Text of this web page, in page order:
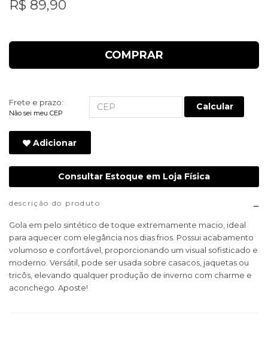
R$ 89,90
COMPRAR
Frete e prazo:
Não sei meu CEP
Calcular
Adicionar
Consultar Estoque em Loja Física
descrição do produto
Gola em pelo sintético de toque extremamente macio, ideal
para aquecer com elegância nos dias frios. Possui acabamento
volumoso e confortável, proporcionando um visual sofisticado e
moderno. Versátil, pode ser usada sobre casacos, jaquetas ou
tricôs, elevando qualquer produção de inverno com charme e
aconchego. Aposte!